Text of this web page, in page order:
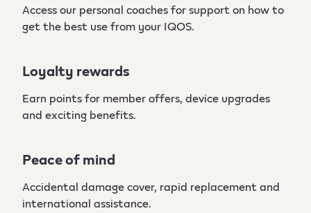
Access our personal coaches for support on how to
get the best use from your IQOS. ​
Loyalty rewards
Earn points for member offers, device upgrades
and exciting benefits.
Peace of mind
Accidental damage cover, rapid replacement and
international assistance.